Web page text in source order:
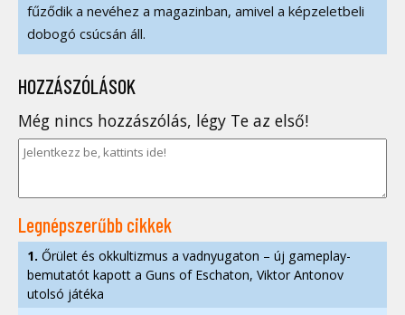
fűződik a nevéhez a magazinban, amivel a képzeletbeli
dobogó csúcsán áll.
HOZZÁSZÓLÁSOK
Még nincs hozzászólás, légy Te az első!
Legnépszerűbb cikkek
1. Őrület és okkultizmus a vadnyugaton – új gameplay-
bemutatót kapott a Guns of Eschaton, Viktor Antonov
utolsó játéka